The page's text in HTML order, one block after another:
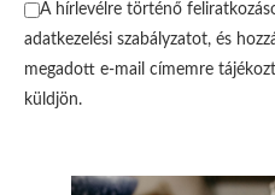
A hírlevélre történő
adatkezelési szabályzatot, és
megadott e-mail címemre
küldjön.